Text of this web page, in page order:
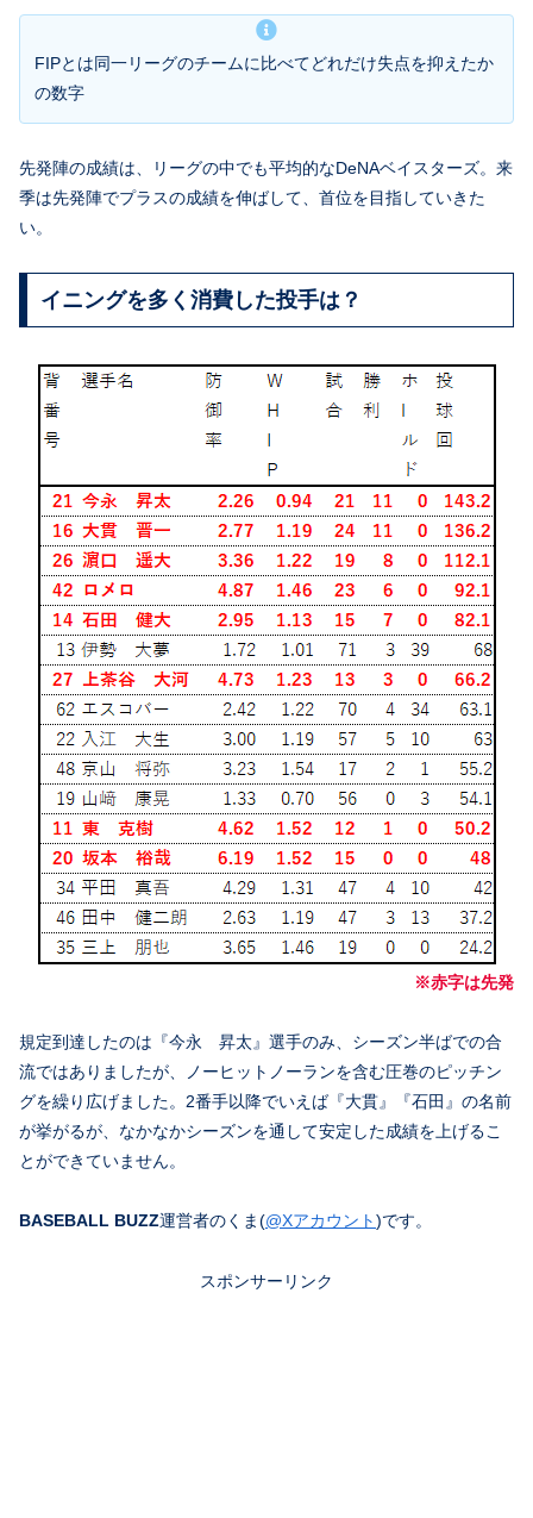
FIPとは同一リーグのチームに比べてどれだけ失点を抑えたか
の数字
先発陣の成績は、リーグの中でも平均的なDeNAベイスターズ。来
季は先発陣でプラスの成績を伸ばして、首位を目指していきた
い。
イニングを多く消費した投手は？
※赤字は先発
規定到達したのは『今永 昇太』選手のみ、シーズン半ばでの合
流ではありましたが、ノーヒットノーランを含む圧巻のピッチン
グを繰り広げました。2番手以降でいえば『大貫』『石田』の名前
が挙がるが、なかなかシーズンを通して安定した成績を上げるこ
とができていません。
BASEBALL BUZZ運営者のくま(@Xアカウント)です。
スポンサーリンク